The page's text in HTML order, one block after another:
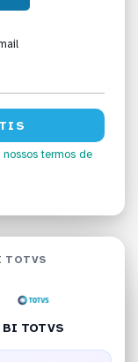
nossos termos de
TOTVS
BI TOTVS